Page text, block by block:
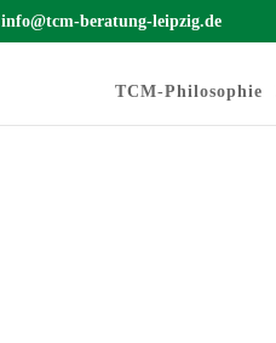
info@tcm-beratung-leipzig.de
TCM-Philosophie